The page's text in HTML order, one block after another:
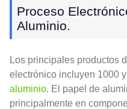
Proceso
Aluminio.
Los principales productos
electrónico incluyen 1000 y
aluminio. El papel de
principalmente en